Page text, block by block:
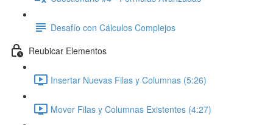
Desafío con Cálculos Complejos
Reubicar Elementos
Insertar Nuevas Filas y Columnas (5:26)
Mover Filas y Columnas Existentes (4:27)